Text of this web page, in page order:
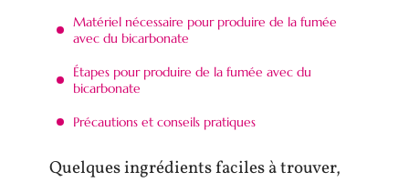
Matériel nécessaire pour produire de la fumée
avec du bicarbonate
Étapes pour produire de la fumée avec du
bicarbonate
Précautions et conseils pratiques
Quelques ingrédients faciles à trouver,